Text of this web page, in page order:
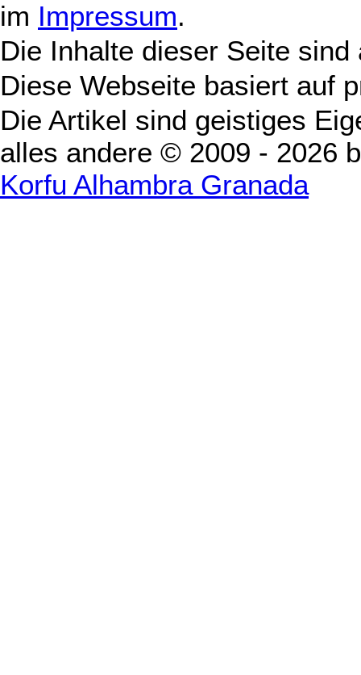
im Impressum.
Die Inhalte dieser Seite
Diese Webseite basiert auf
Die Artikel sind geistiges
alles andere © 2009 - 2026
Korfu Alhambra Granada